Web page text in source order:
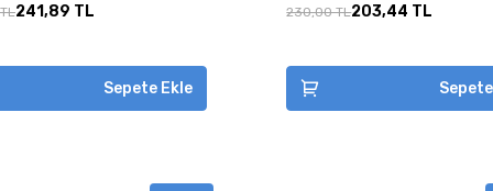
241,89 TL
Sepete Ekle
230,00 TL203,44 TL